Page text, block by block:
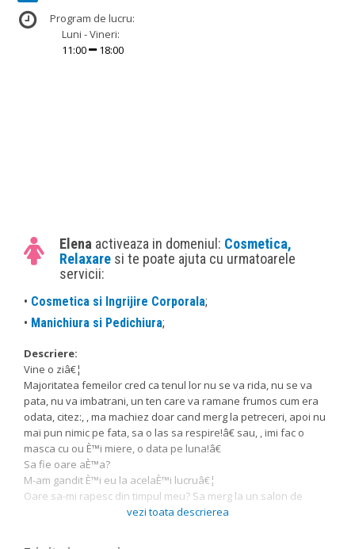
Program de lucru:
Luni - Vineri:
11:00
18:00
Elena activeaza in domeniul: Cosmetica,
Relaxare si te poate ajuta cu urmatoarele
servicii:
• Cosmetica si Ingrijire Corporala;
• Manichiura si Pedichiura;
Descriere:
Vine o ziâ€¦
Majoritatea femeilor cred ca tenul lor nu se va rida, nu se va
pata, nu va imbatrani, un ten care va ramane frumos cum era
odata, citez:, , ma machiez doar cand merg la petreceri, apoi nu
mai pun nimic pe fata, sa o las sa respire!â€ sau, , imi fac o
masca cu ou È™i miere, o data pe luna!â€
Sa fie oare aÈ™a?
M-am gandit È™i eu la acelaÈ™i lucruâ€¦
Oare sa-mi rapesc din timpul meu? Sa merg la un salon de
cosmetica? Sa am o rutina de ingrijire a tenului zilnica? Oricum
vezi toata descrierea